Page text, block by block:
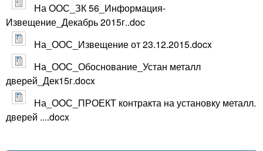
На ООС_ЗК 56_Информация-
Извещение_Декабрь 2015г..doc
На_ООС_Извещение от 23.12.2015.docx
На_ООС_Обоснование_Устан металл
дверей_Дек15г.docx
На_ООС_ПРОЕКТ контракта на установку металл.
дверей ....docx